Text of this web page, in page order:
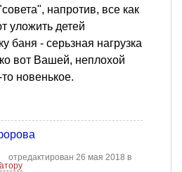
напротив, все как
уложить детей
баня - серьзная нагрузка
вот Вашей, неплохой
то новенькое.
отредактирован 26 мая 2018 в